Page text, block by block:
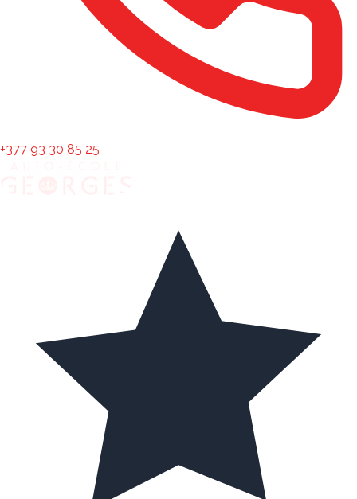
+377 93 30 85 25